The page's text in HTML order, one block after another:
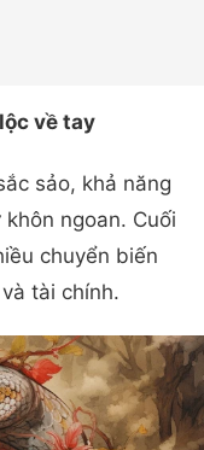
về tay
sảo, khả năng
ngoan. Cuối
chuyển biến
tài chính.